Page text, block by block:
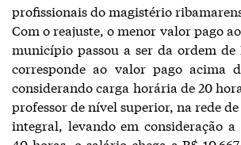
profissionais do magistério
Com o reajuste, o menor valor pago
município passou a ser da ordem de
corresponde ao valor pago acima
considerando carga horária de 20
professor de nível superior, na rede
integral, levando em consideração